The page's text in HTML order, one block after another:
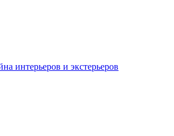
интерьеров и экстерьеров